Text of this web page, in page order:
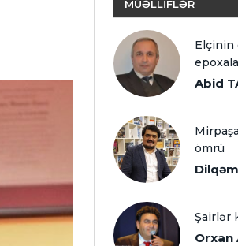
MÜƏLLİFLƏR
Elçinin
Abid
ömrü
Şairlər
Orxan